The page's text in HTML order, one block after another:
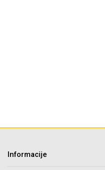
Informacije